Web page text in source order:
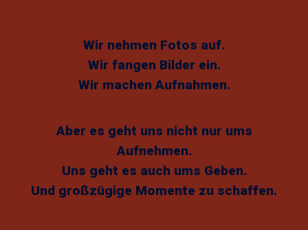
Wir nehmen Fotos auf.
Wir fangen Bilder ein.
Wir machen Aufnahmen.
Aber es geht uns nicht nur ums
Aufnehmen.
Uns geht es auch ums Geben.
Und großzügige Momente zu schaffen.